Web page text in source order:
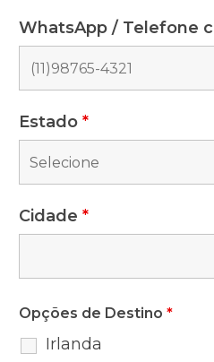
WhatsApp / Telefone
Estado *
Cidade *
Opções de Destino *
Irlanda